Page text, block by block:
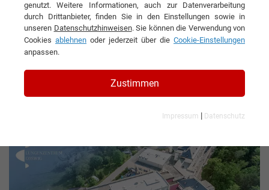
Next Level cAIRe, damit alle
Patienten durchatmen können
Geschäftsführer der Fachkrankenhaus
Coswig GmbH
genutzt. Weitere Informationen, auch zur Datenverarbeitung
durch Drittanbieter, finden Sie in den Einstellungen sowie in
unseren Datenschutzhinweisen. Sie können die Verwendung von
Cookies ablehnen oder jederzeit über die Cookie-Einstellungen
anpassen.
Zustimmen
Impressum | Datenschutz